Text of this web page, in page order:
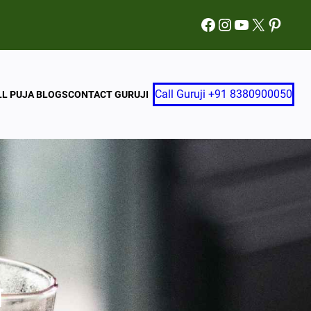
Facebook
Instagram
YouTube
X
PUJA BLOGSCONTACT GURUJI Call Guruji +91 8380900050